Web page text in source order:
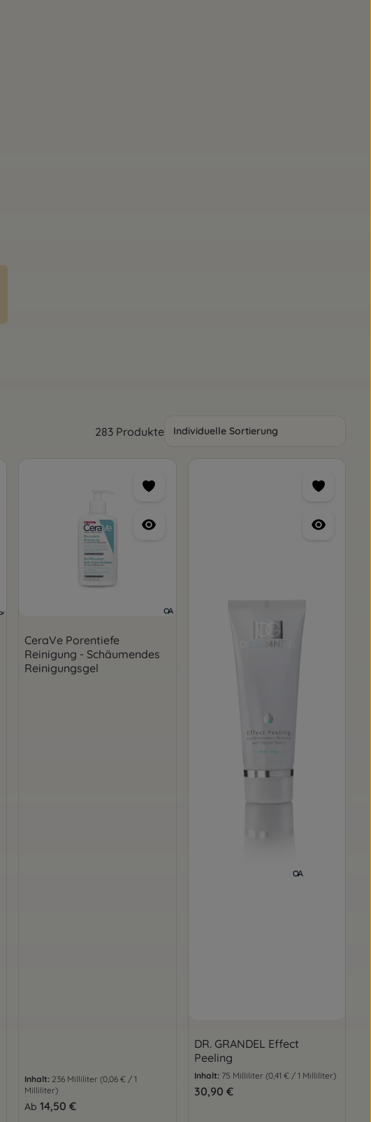
283 Produkte
CeraVe Porentiefe
Reinigung - Schäumendes
Reinigungsgel
Inhalt: 236 Milliliter (0,06 € / 1
Milliliter)
Regulärer Preis:
Ab 14,50 €
DR. GRANDEL Effect
Peeling
Inhalt: 75 Milliliter (0,41 € / 1 Milliliter)
Regulärer Preis:
30,90 €